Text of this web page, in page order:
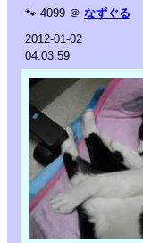
🐾 4099 ＠ なずぐる
2012-01-02
04:03:59